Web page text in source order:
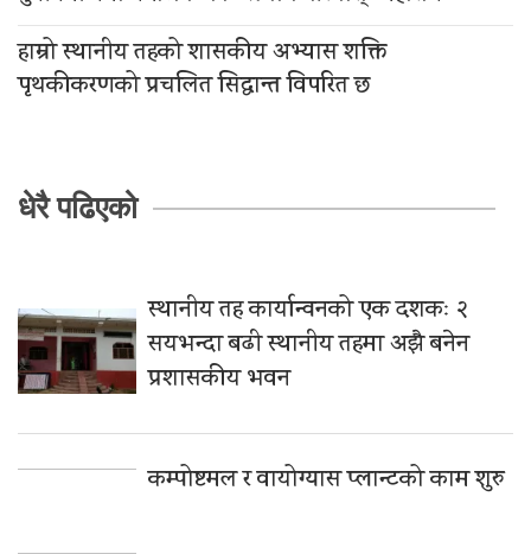
हाम्रो स्थानीय तहको शासकीय अभ्यास शक्ति
पृथकीकरणको प्रचलित सिद्धान्त विपरित छ
धेरै पढिएको
स्थानीय तह कार्यान्वनको एक दशकः २
सयभन्दा बढी स्थानीय तहमा अझै बनेन
प्रशासकीय भवन
कम्पोष्टमल र वायोग्यास प्लान्टको काम शुरु